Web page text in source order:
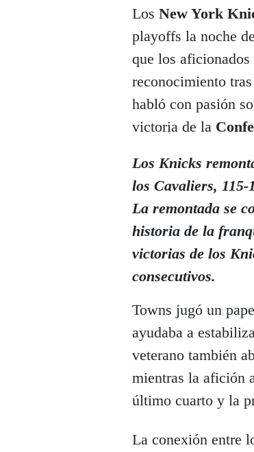
Los New York
playoffs la noche
que los aficionados
reconocimiento
habló con pasión
victoria de la
Los Knicks
los Cavaliers,
La remontada se
historia de la
victorias de los
consecutivos.
Towns jugó un
ayudaba a
veterano también
mientras la afición
último cuarto y la
La conexión entre